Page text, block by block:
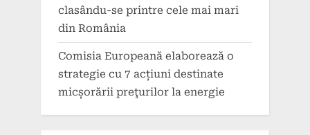
clasându-se printre cele mai mari
din România
Comisia Europeană elaborează o
strategie cu 7 acțiuni destinate
micșorării preţurilor la energie